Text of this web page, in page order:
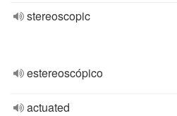
stereoscopic
estereoscópico
actuated